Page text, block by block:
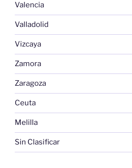
Valencia
Valladolid
Vizcaya
Zamora
Zaragoza
Ceuta
Melilla
Sin Clasificar